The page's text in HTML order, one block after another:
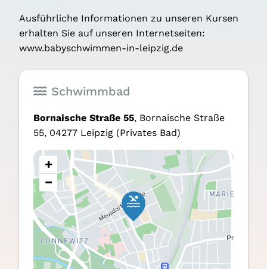
Aus­führ­li­che Infor­ma­tio­nen zu unse­ren Kur­sen
erhal­ten Sie auf unse­ren Inter­net­sei­ten:
www.babyschwimmen-in-leipzig.de
Schwimmbad
Bor­nai­sche Stra­ße 55, Bor­nai­sche Stra­ße
55, 04277 Leip­zig (Privates Bad)
+
−